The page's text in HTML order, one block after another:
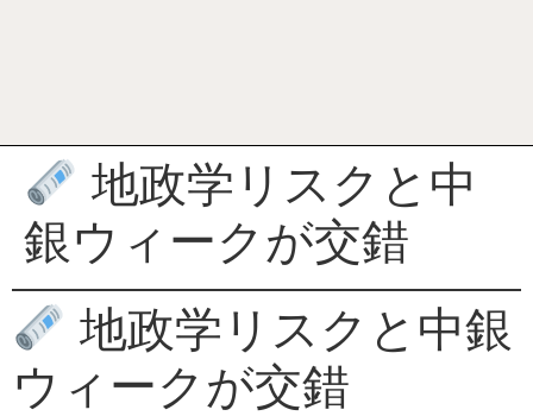
地政学リスクと中
銀ウィークが交錯
地政学リスクと中銀
ウィークが交錯